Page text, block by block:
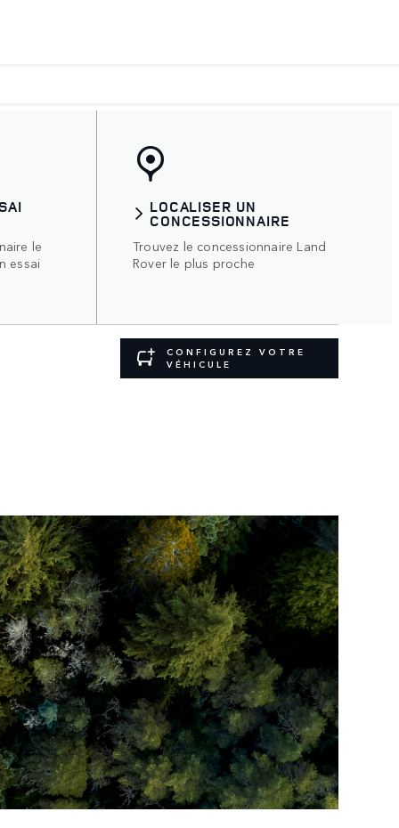
le
essai
LOCALISER UN
CONCESSIONNAIRE
Trouvez le concessionnaire Land
Rover le plus proche
CONFIGUREZ VOTRE
VÉHICULE